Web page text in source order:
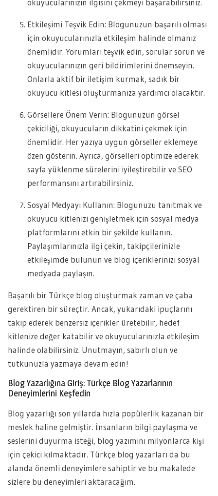
okuyucularınızın ilgisini çekmeyi başarabilirsiniz.
Etkileşimi Teşvik Edin: Blogunuzun başarılı olması
için okuyucularınızla etkileşim halinde olmanız
önemlidir. Yorumları teşvik edin, sorular sorun ve
okuyucularınızın geri bildirimlerini önemseyin.
Onlarla aktif bir iletişim kurmak, sadık bir
okuyucu kitlesi oluşturmanıza yardımcı olacaktır.
Görsellere Önem Verin: Blogunuzun görsel
çekiciliği, okuyucuların dikkatini çekmek için
önemlidir. Her yazıya uygun görseller eklemeye
özen gösterin. Ayrıca, görselleri optimize ederek
sayfa yüklenme sürelerini iyileştirebilir ve SEO
performansını artırabilirsiniz.
Sosyal Medyayı Kullanın: Blogunuzu tanıtmak ve
okuyucu kitlenizi genişletmek için sosyal medya
platformlarını etkin bir şekilde kullanın.
Paylaşımlarınızla ilgi çekin, takipçilerinizle
etkileşimde bulunun ve blog içeriklerinizi sosyal
medyada paylaşın.
Başarılı bir Türkçe blog oluşturmak zaman ve çaba
gerektiren bir süreçtir. Ancak, yukarıdaki ipuçlarını
takip ederek benzersiz içerikler üretebilir, hedef
kitlenize değer katabilir ve okuyucularınızla etkileşim
halinde olabilirsiniz. Unutmayın, sabırlı olun ve
tutkunuzla yazmaya devam edin!
Blog Yazarlığına Giriş: Türkçe Blog Yazarlarının
Deneyimlerini Keşfedin
Blog yazarlığı son yıllarda hızla popülerlik kazanan bir
meslek haline gelmiştir. İnsanların bilgi paylaşma ve
seslerini duyurma isteği, blog yazımını milyonlarca kişi
için çekici kılmaktadır. Türkçe blog yazarları da bu
alanda önemli deneyimlere sahiptir ve bu makalede
sizlere bu deneyimleri aktaracağım.